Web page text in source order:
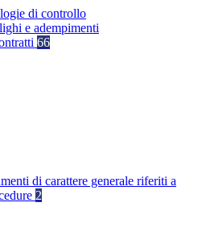
di controllo
e adempimenti
66
di carattere generale riferiti a
2